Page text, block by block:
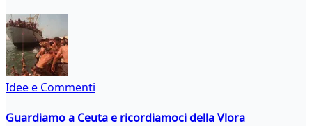
Idee e Commenti
Guardiamo a Ceuta e ricordiamoci della Vlora